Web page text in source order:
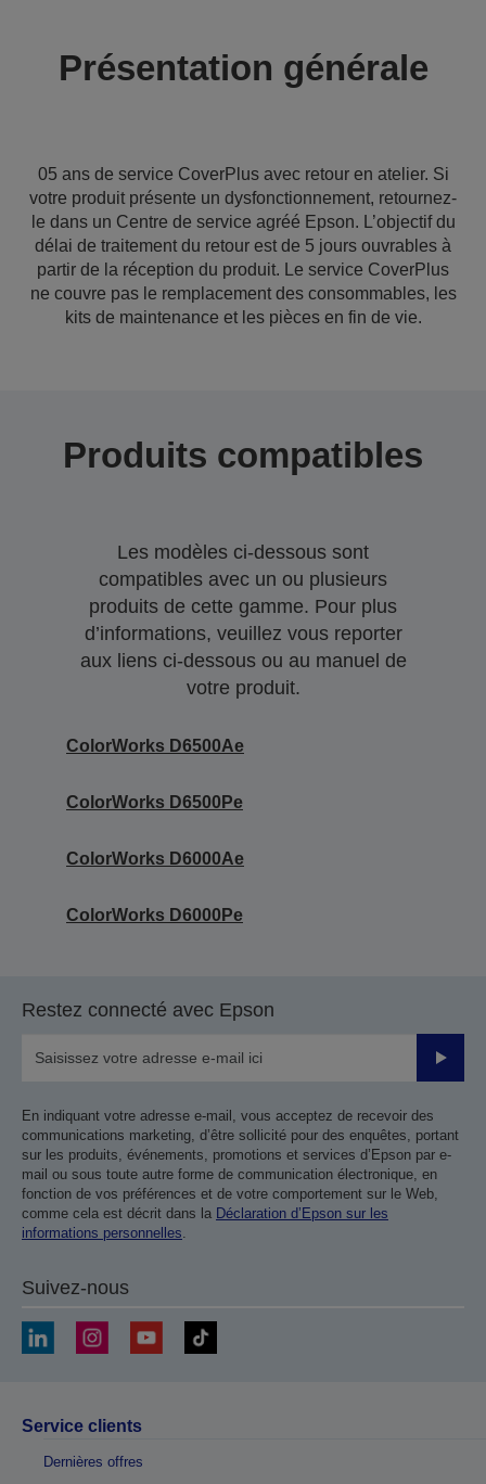
Présentation générale
05 ans de service CoverPlus avec retour en atelier. Si
votre produit présente un dysfonctionnement, retournez-
le dans un Centre de service agréé Epson. L’objectif du
délai de traitement du retour est de 5 jours ouvrables à
partir de la réception du produit. Le service CoverPlus
ne couvre pas le remplacement des consommables, les
kits de maintenance et les pièces en fin de vie.
Produits compatibles
Les modèles ci-dessous sont
compatibles avec un ou plusieurs
produits de cette gamme. Pour plus
d’informations, veuillez vous reporter
aux liens ci-dessous ou au manuel de
votre produit.
ColorWorks D6500Ae
ColorWorks D6500Pe
ColorWorks D6000Ae
ColorWorks D6000Pe
Restez connecté avec Epson
Valider
En indiquant votre adresse e-mail, vous acceptez de recevoir des
communications marketing, d’être sollicité pour des enquêtes, portant
sur les produits, événements, promotions et services d’Epson par e-
mail ou sous toute autre forme de communication électronique, en
fonction de vos préférences et de votre comportement sur le Web,
comme cela est décrit dans la Déclaration d’Epson sur les
informations personnelles
Suivez-nous
Service clients
Dernières offres